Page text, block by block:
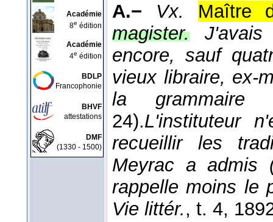
Académie
8e édition
Académie
4e édition
BDLP
Francophonie
BHVF
attestations
DMF
(1330 - 1500)
A.− Vx.
Maître
magister.
encore, sauf
vieux libraire, ex-
la grammaire
24).L'instituteur
recueillir les
Meyrac a admis
rappelle moins le
Vie littér., t. 4,